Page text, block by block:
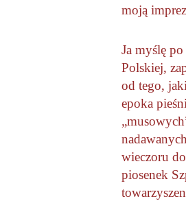
moją
Ja myślę
Polskiej,
od tego,
epoka
wieczoru
piosenek